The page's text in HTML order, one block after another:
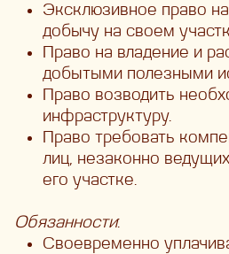
Эксклюзивное право
добычу на своем
Право на владение и
добытыми полезными
Право возводить
инфраструктуру.
Право требовать
лиц, незаконно
его участке.
Обязанности:
Своевременно